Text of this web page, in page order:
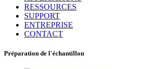
RESSOURCES
SUPPORT
ENTREPRISE
CONTACT
Préparation de l'échantillon